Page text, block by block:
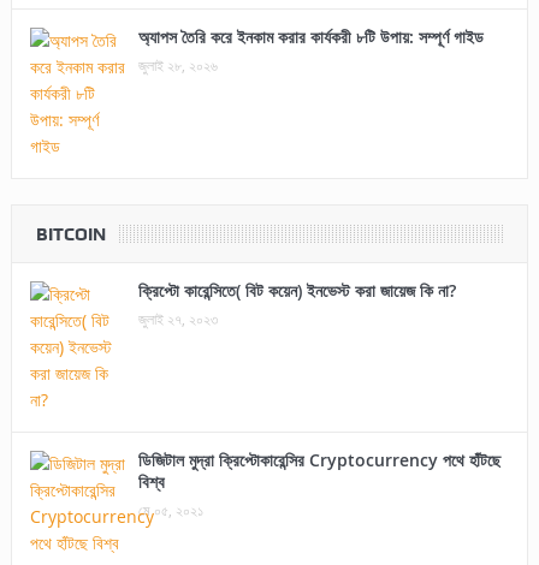
অ্যাপস তৈরি করে ইনকাম করার কার্যকরী ৮টি উপায়: সম্পূর্ণ গাইড
জুলাই ২৮, ২০২৬
BITCOIN
ক্রিপ্টো কারেন্সিতে( বিট কয়েন) ইনভেস্ট করা জায়েজ কি না?
জুলাই ২৭, ২০২৩
ডিজিটাল মুদ্রা ক্রিপ্টোকারেন্সির Cryptocurrency পথে হাঁটছে
বিশ্ব
মে ০৫, ২০২১